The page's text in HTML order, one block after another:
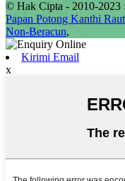
© Hak Cipta - 2010-
Papan Potong Kanthi
Non-Beracun,
Kirimi Email
x